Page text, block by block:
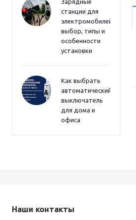
Зарядные
станции для
электромобилей:
выбор, типы и
особенности
установки
Как выбрать
автоматический
выключатель
для дома и
офиса
Наши контакты